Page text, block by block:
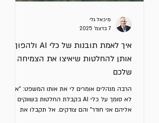
איך לאמת תובנות של כלי AI ולהפוך
אותן להחלטות שיאיצו את הצמיחה
שלכם
הרבה מנהלים אומרים לי את אותו המשפט: "אני
לא סומך על כלי AI בקבלת החלטות בשווקים
אליהם אני חודר" והם צודקים. אל תקבלו את
מיכאל גלי
7 בדצמ׳ 2025